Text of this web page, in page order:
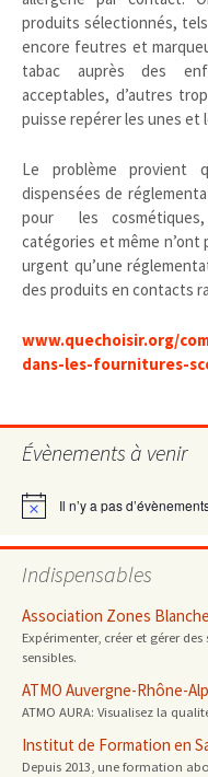
produits sélectionnés,
encore feutres et
tabac auprès des
acceptables, d’autres
puisse repérer les unes et
Le problème provient
dispensées de
pour les
catégories et même n’ont
urgent qu’une
des produits en contacts
www.quechoisir.org/
dans-les-fournitures-
Évènements à venir
Notice Il n’y a pas
Indispensables
Association Zones
Expérimenter, créer et gérer
sensibles.
ATMO Auvergne-Rhône-
ATMO AURA: Visualisez la
Institut de Formation en
Depuis 2013, une formation